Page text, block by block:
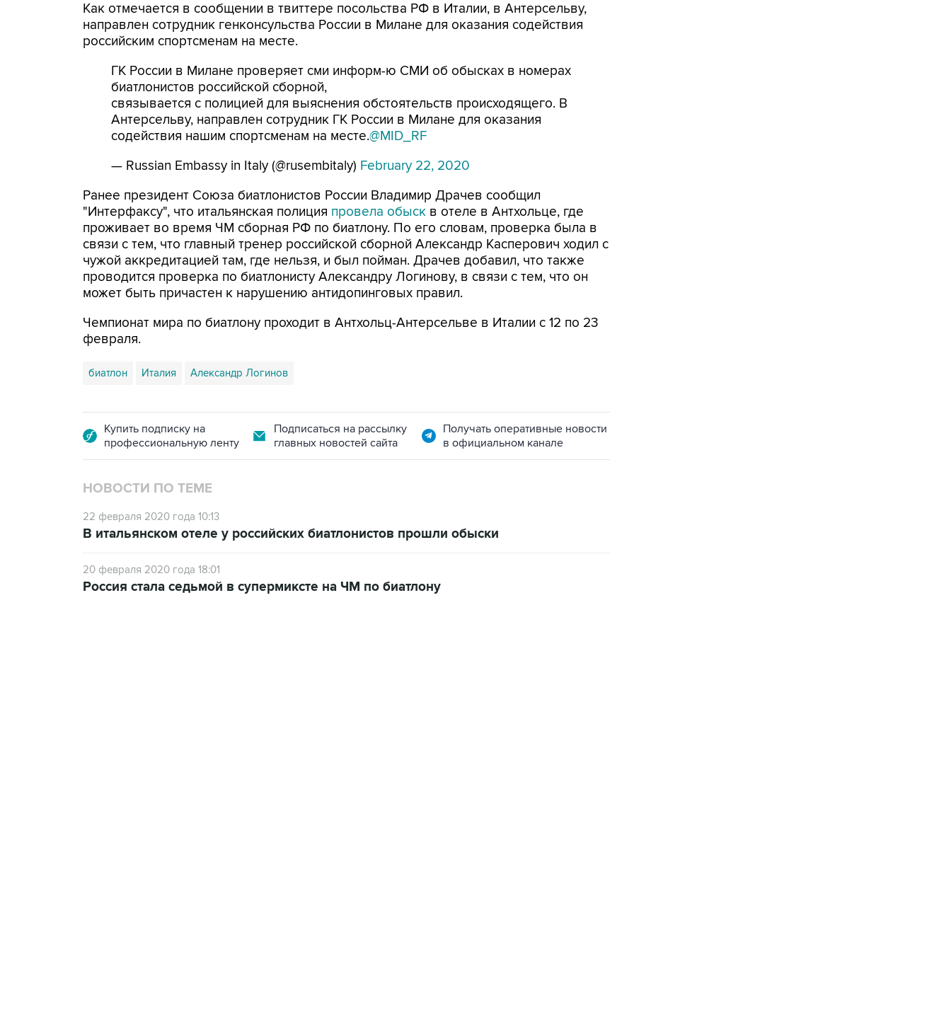
Как отмечается в сообщении в твиттере посольства РФ в Италии, в Антерсельву,
направлен сотрудник генконсульства России в Милане для оказания содействия
российским спортсменам на месте.
ГК России в Милане проверяет сми информ-ю СМИ об обысках в номерах
биатлонистов российской сборной,
связывается с полицией для выяснения обстоятельств происходящего. В
Антерсельву, направлен сотрудник ГК России в Милане для оказания
содействия нашим спортсменам на месте.@MID_RF
— Russian Embassy in Italy (@rusembitaly) February 22, 2020
Ранее президент Союза биатлонистов России Владимир Драчев сообщил
"Интерфаксу", что итальянская полиция провела обыск в отеле в Антхольце, где
проживает во время ЧМ сборная РФ по биатлону. По его словам, проверка была в
связи с тем, что главный тренер российской сборной Александр Касперович ходил с
чужой аккредитацией там, где нельзя, и был пойман. Драчев добавил, что также
проводится проверка по биатлонисту Александру Логинову, в связи с тем, что он
может быть причастен к нарушению антидопинговых правил.
Чемпионат мира по биатлону проходит в Антхольц-Антерсельве в Италии с 12 по 23
февраля.
биатлон Италия Александр Логинов
Купить подписку на
профессиональную ленту
Подписаться на рассылку
главных новостей сайта
Получать оперативные новости
в официальном канале
НОВОСТИ ПО ТЕМЕ
22 февраля 2020 года 10:13
В итальянском отеле у российских биатлонистов прошли обыски
20 февраля 2020 года 18:01
Россия стала седьмой в супермиксте на ЧМ по биатлону